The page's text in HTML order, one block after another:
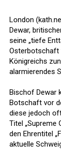
London
Dewar,
seine „tiefe
Osterbotschaft
Königreichs
alarmierendes
Bischof Dewar
Botschaft vor
diese jedoch
Titel „Supreme
den Ehrentitel
aktuelle